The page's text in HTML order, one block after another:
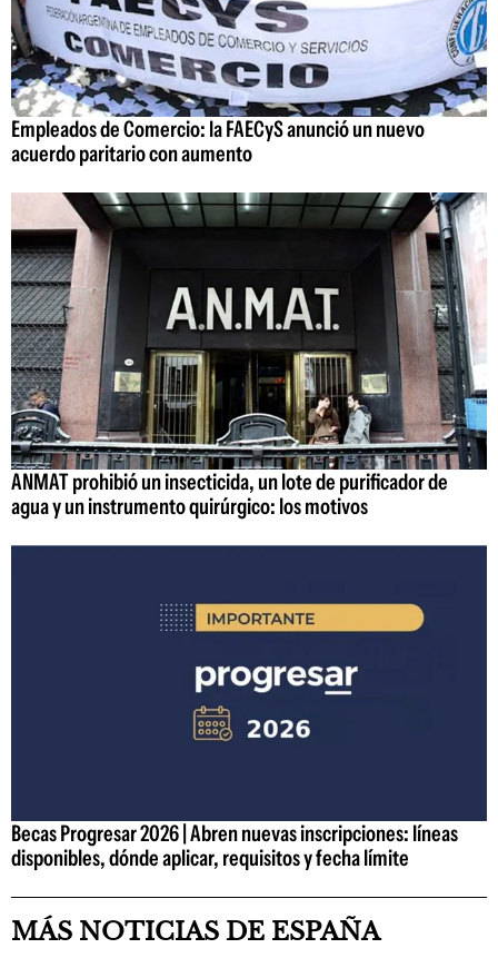
Empleados de Comercio: la FAECyS anunció un nuevo
acuerdo paritario con aumento
ANMAT prohibió un insecticida, un lote de purificador de
agua y un instrumento quirúrgico: los motivos
Becas Progresar 2026 | Abren nuevas inscripciones: líneas
disponibles, dónde aplicar, requisitos y fecha límite
MÁS NOTICIAS DE ESPAÑA